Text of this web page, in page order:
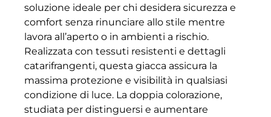
soluzione ideale per chi desidera sicurezza e
comfort senza rinunciare allo stile mentre
lavora all’aperto o in ambienti a rischio.
Realizzata con tessuti resistenti e dettagli
catarifrangenti, questa giacca assicura la
massima protezione e visibilità in qualsiasi
condizione di luce. La doppia colorazione,
studiata per distinguersi e aumentare